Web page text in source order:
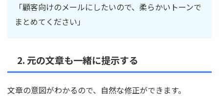
「顧客向けのメールにしたいので、柔らかいトーンで
まとめてください」
2. 元の文章も一緒に提示する
文章の意図がわかるので、自然な修正ができます。